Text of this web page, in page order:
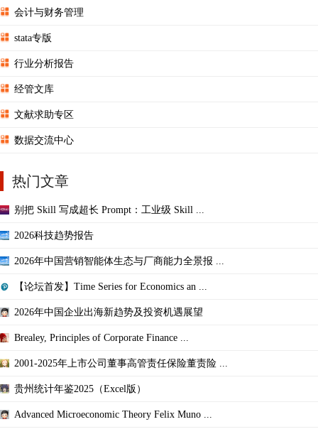
会计与财务管理
stata专版
行业分析报告
经管文库
文献求助专区
数据交流中心
热门文章
别把 Skill 写成超长 Prompt：工业级 Skill ...
2026科技趋势报告
2026年中国营销智能体生态与厂商能力全景报 ...
【论坛首发】Time Series for Economics an ...
2026年中国企业出海新趋势及投资机遇展望
Brealey, Principles of Corporate Finance ...
2001-2025年上市公司董事高管责任保险董责险 ...
贵州统计年鉴2025（Excel版）
Advanced Microeconomic Theory Felix Muno ...